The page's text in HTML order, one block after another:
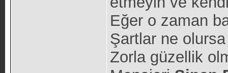
Eğer o zaman
Şartlar ne olursa
Zorla güzellik